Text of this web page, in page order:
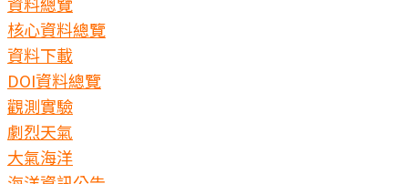
核心資料總覽
資料下載
DOI資料總覽
觀測實驗
劇烈天氣
大氣海洋